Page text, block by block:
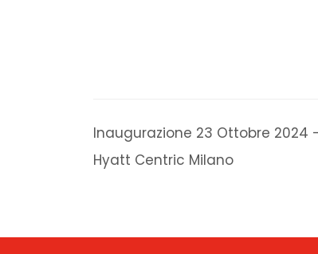
Inaugurazione 23 Ottobre 2024
Hyatt Centric Milano